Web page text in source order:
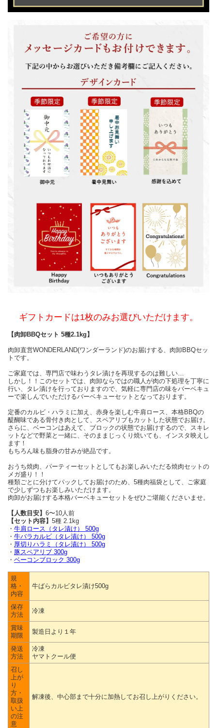
ギフトカードは1枚のみお選びいただけます。
【肉卸BBQセット 5種2.1kg】
肉卸直営WONDERLAND(ワンダーランド)のお届けする、肉卸BBQセッ
トです。
ご家庭では、専門店で味わうタレ漬けを再現するのは難しい…
しかし！！このセットでは、肉卸ならではの職人が肉の下処理を丁寧に
行い、タレ漬けを行っておりますので、気軽に専門店の味をバーベキュ
ーで楽しんでいただけるバーベキューセットとなっております。
定番のカルビ・ハラミに加え、赤身を楽しむ牛肩ロース、本格BBQの
醍醐味である骨付き肉として、スペアリブもカットした状態でお届け。
さらに、ベーコンはあえて、ブロックの状態でお届けするので、スキレ
ットなどで野菜と一緒に、そのままじっくり焼いても、インスタ映えし
ます！
もちろん味も脂身の甘みが絶品です。
おうち焼肉、パーティーセットとしてもお楽しみいただる焼肉セットの
メガ盛り！！
種類ごとに分けてパックしてお届けのため、5種肉福袋として、ご家庭
で少しずつもお楽しみいただけます。
肉卸がお届けする本格バーベキューセットをぜひご堪能くださいませ。
【人数目安】 6〜10人前
【セット内容】 5種 2.1kg
・ 牛肩ロース（タレ漬け） 500g
・ 牛バラカルビ（タレ漬け） 500g
・ 厚切りハラミ（タレ漬け） 500g
・ 豚スペアリブ 300g
・ ベーコンブロック 300g
規
格・
内容
牛ばらカルビタレ漬け500g
保存
方法
冷凍
賞味
期限
製造日より１年
発送
方法
冷凍
ヤマトクール便
召し
上が
り
方・
取扱
い上
の注
意
解凍後、中心部まで十分に加熱してお召し上がりください。